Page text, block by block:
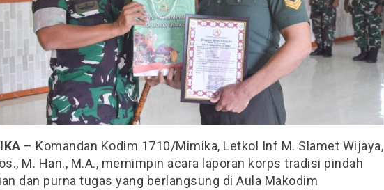
– Komandan Kodim 1710/Mimika, Letkol Inf M. Slamet Wijaya,
M. Han., M.A., memimpin acara laporan korps tradisi pindah
dan purna tugas yang berlangsung di Aula Makodim